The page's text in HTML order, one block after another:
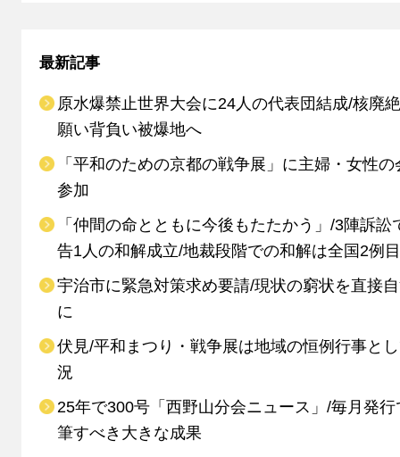
最新記事
原水爆禁止世界大会に24人の代表団結成/核廃
願い背負い被爆地へ
「平和のための京都の戦争展」に主婦・女性の
参加
「仲間の命とともに今後もたたかう」/3陣訴訟
告1人の和解成立/地裁段階での和解は全国2例目
宇治市に緊急対策求め要請/現状の窮状を直接
に
伏見/平和まつり・戦争展は地域の恒例行事と
況
25年で300号「西野山分会ニュース」/毎月発行
筆すべき大きな成果